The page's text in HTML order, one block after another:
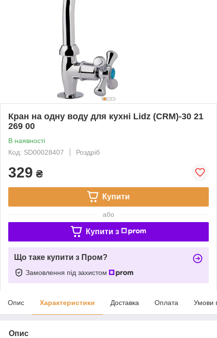
Кран на одну воду для кухні Lidz (CRM)-30 21
269 00
В наявності
Код: SD00028407
Роздріб
329 ₴
Купити
або
Купити з
Що таке купити з Пром?
Замовлення під захистом
Опис Характеристики Доставка Оплата Умови
Опис